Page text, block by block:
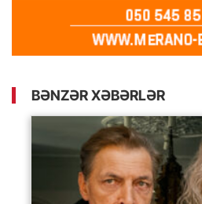
BƏNZƏR XƏBƏRLƏR